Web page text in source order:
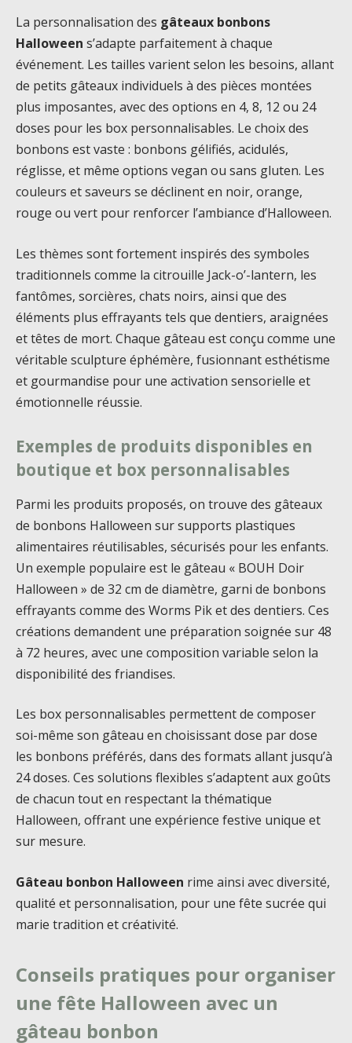
La personnalisation des gâteaux bonbons
Halloween s’adapte parfaitement à chaque
événement. Les tailles varient selon les besoins, allant
de petits gâteaux individuels à des pièces montées
plus imposantes, avec des options en 4, 8, 12 ou 24
doses pour les box personnalisables. Le choix des
bonbons est vaste : bonbons gélifiés, acidulés,
réglisse, et même options vegan ou sans gluten. Les
couleurs et saveurs se déclinent en noir, orange,
rouge ou vert pour renforcer l’ambiance d’Halloween.
Les thèmes sont fortement inspirés des symboles
traditionnels comme la citrouille Jack-o’-lantern, les
fantômes, sorcières, chats noirs, ainsi que des
éléments plus effrayants tels que dentiers, araignées
et têtes de mort. Chaque gâteau est conçu comme une
véritable sculpture éphémère, fusionnant esthétisme
et gourmandise pour une activation sensorielle et
émotionnelle réussie.
Exemples de produits disponibles en
boutique et box personnalisables
Parmi les produits proposés, on trouve des gâteaux
de bonbons Halloween sur supports plastiques
alimentaires réutilisables, sécurisés pour les enfants.
Un exemple populaire est le gâteau « BOUH Doir
Halloween » de 32 cm de diamètre, garni de bonbons
effrayants comme des Worms Pik et des dentiers. Ces
créations demandent une préparation soignée sur 48
à 72 heures, avec une composition variable selon la
disponibilité des friandises.
Les box personnalisables permettent de composer
soi-même son gâteau en choisissant dose par dose
les bonbons préférés, dans des formats allant jusqu’à
24 doses. Ces solutions flexibles s’adaptent aux goûts
de chacun tout en respectant la thématique
Halloween, offrant une expérience festive unique et
sur mesure.
Gâteau bonbon Halloween rime ainsi avec diversité,
qualité et personnalisation, pour une fête sucrée qui
marie tradition et créativité.
Conseils pratiques pour organiser
une fête Halloween avec un
gâteau bonbon